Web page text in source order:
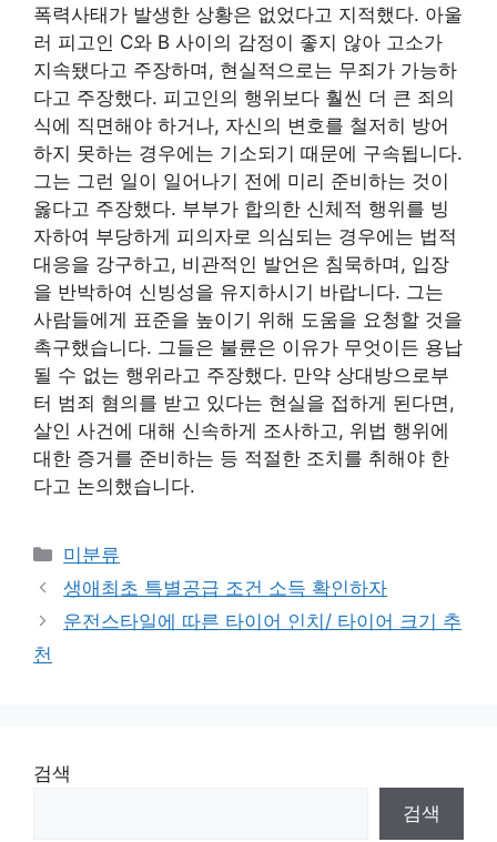
폭력사태가 발생한 상황은 없었다고 지적했다. 아울
러 피고인 C와 B 사이의 감정이 좋지 않아 고소가
지속됐다고 주장하며, 현실적으로는 무죄가 가능하
다고 주장했다. 피고인의 행위보다 훨씬 더 큰 죄의
식에 직면해야 하거나, 자신의 변호를 철저히 방어
하지 못하는 경우에는 기소되기 때문에 구속됩니다.
그는 그런 일이 일어나기 전에 미리 준비하는 것이
옳다고 주장했다. 부부가 합의한 신체적 행위를 빙
자하여 부당하게 피의자로 의심되는 경우에는 법적
대응을 강구하고, 비관적인 발언은 침묵하며, 입장
을 반박하여 신빙성을 유지하시기 바랍니다. 그는
사람들에게 표준을 높이기 위해 도움을 요청할 것을
촉구했습니다. 그들은 불륜은 이유가 무엇이든 용납
될 수 없는 행위라고 주장했다. 만약 상대방으로부
터 범죄 혐의를 받고 있다는 현실을 접하게 된다면,
살인 사건에 대해 신속하게 조사하고, 위법 행위에
대한 증거를 준비하는 등 적절한 조치를 취해야 한
다고 논의했습니다.
Categories
미분류
생애최초 특별공급 조건 소득 확인하자
운전스타일에 따른 타이어 인치/ 타이어 크기 추
천
검색
검색